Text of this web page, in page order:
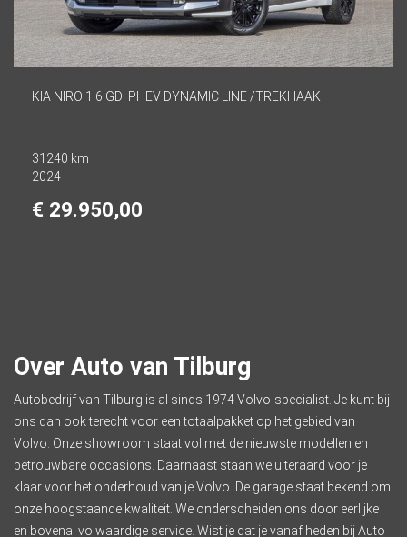
KIA NIRO 1.6 GDi PHEV DYNAMIC LINE /TREKHAAK
31240 km
2024
€ 29.950,00
Over Auto van Tilburg
Autobedrijf van Tilburg is al sinds 1974 Volvo-specialist. Je kunt bij
ons dan ook terecht voor een totaalpakket op het gebied van
Volvo. Onze showroom staat vol met de nieuwste modellen en
betrouwbare occasions. Daarnaast staan we uiteraard voor je
klaar voor het onderhoud van je Volvo. De garage staat bekend om
onze hoogstaande kwaliteit. We onderscheiden ons door eerlijke
en bovenal volwaardige service. Wist je dat je vanaf heden bij Auto